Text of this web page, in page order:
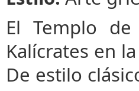
El Templo
Kalícrates en
De estilo